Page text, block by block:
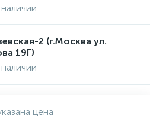
2 (г.Москва ул.
19Г)
цена